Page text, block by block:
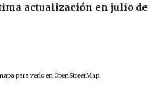
actualización en julio de
para verlo en OpenStreetMap.